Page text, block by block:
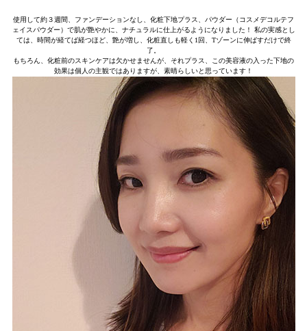
使用して約３週間、ファンデーションなし、化粧下地プラス、パウダー（コスメデコルテフ
ェイスパウダー）で肌が艶やかに、ナチュラルに仕上がるようになりました！ 私の実感とし
ては、時間が経てば経つほど、艶が増し、化粧直しも軽く1回、Tゾーンに伸ばすだけで終
了。
もちろん、化粧前のスキンケアは欠かせませんが、それプラス、この美容液の入った下地の
効果は個人の主観ではありますが、素晴らしいと思っています！